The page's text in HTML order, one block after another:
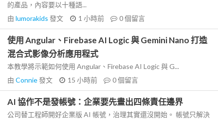
的產品，內容要以十種語...
由 lumorakids 發文 1 小時前 0個留言
使用 Angular、Firebase AI Logic 與 Gemini Nano 打造
混合式影像分析應用程式
本教學將示範如何使用 Angular、Firebase AI Logic 與 G...
由 Connie發文 15 小時前 0個留言
AI 協作不是發帳號：企業要先畫出四條責任邊界
公司替工程師開好企業版 AI 帳號，治理其實還沒開始。 帳號只解決